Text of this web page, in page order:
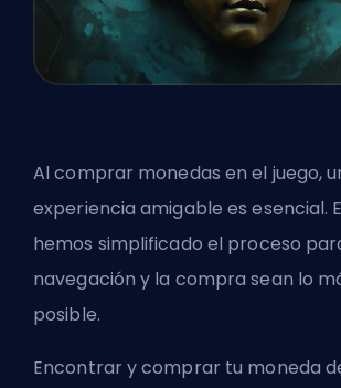
Al comprar monedas en el juego,
experiencia amigable es esencial.
hemos simplificado el proceso
navegación y la compra sean lo
posible.
Encontrar y comprar tu moneda